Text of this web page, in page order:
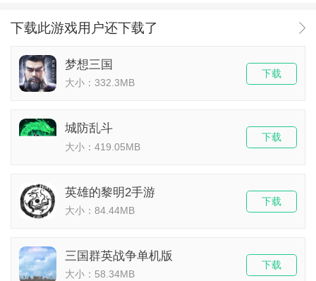
下载此游戏用户还下载了
梦想三国
大小：332.3MB
下载
城防乱斗
大小：419.05MB
下载
英雄的黎明2手游
大小：84.44MB
下载
三国群英战争单机版
大小：58.34MB
下载